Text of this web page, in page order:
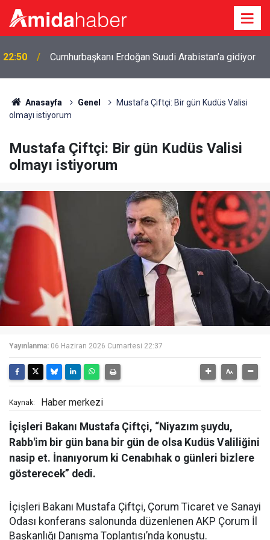
22:50 Cumhurbaşkanı Erdoğan Suudi Arabistan’a gidiyor
Anasayfa Genel
Mustafa Çiftçi: Bir gün Kudüs Valisi
olmayı istiyorum
Mustafa Çiftçi: Bir gün Kudüs Valisi
olmayı istiyorum
Yayınlanma: 06 Haziran 2026 Cumartesi 22:37
Kaynak: Haber merkezi
İçişleri Bakanı Mustafa Çiftçi, “Niyazım şuydu,
Rabb'im bir gün bana bir gün de olsa Kudüs Valiliğini
nasip et. İnanıyorum ki Cenabıhak o günleri bizlere
gösterecek” dedi.
İçişleri Bakanı Mustafa Çiftçi, Çorum Ticaret ve Sanayi
Odası konferans salonunda düzenlenen AKP Çorum İl
Başkanlığı Danışma Toplantısı’nda konuştu.